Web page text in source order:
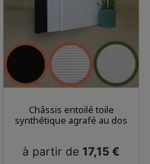
Châssis entoilé toile
synthétique agrafé au dos
Prix
à partir de 17,15 €